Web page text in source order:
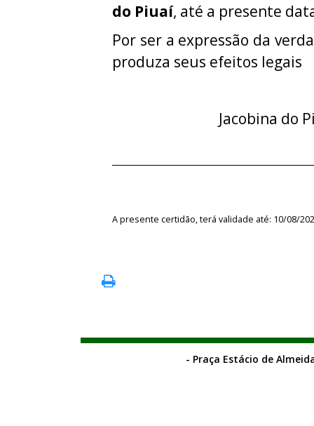
do Piuaí, até a presente
Por ser a expressão da
produza seus efeitos legais
Jacobina do
A presente certidão, terá validade até: 10/08/
- Praça Estácio de